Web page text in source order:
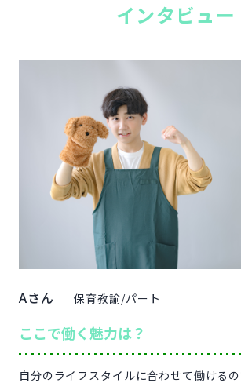
イ ンタビュー
Aさん 保育教諭/パート
ここで働く魅力は？
自分のライフスタイルに合わせて働ける